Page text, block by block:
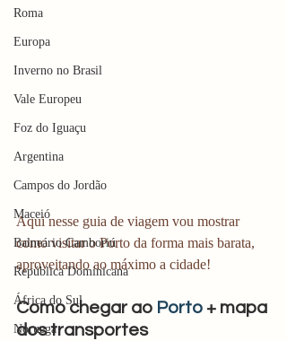
Roma
Europa
Inverno no Brasil
Vale Europeu
Foz do Iguaçu
Argentina
Campos do Jordão
Maceió
Balneário Camboriú
República Dominicana
África do Sul
Noruega
Aqui nesse guia de viagem vou mostrar
como visitar o Porto da forma mais barata,
aproveitando ao máximo a cidade!
Como chegar ao Porto + mapa
dos transportes